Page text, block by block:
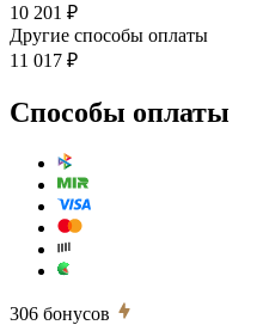
10 201 ₽
Другие способы оплаты
11 017 ₽
Способы оплаты
306 бонусов